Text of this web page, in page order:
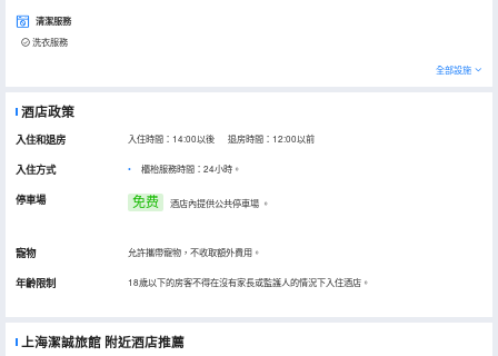
清潔服務
洗衣服務
全部設施
酒店政策
入住和退房 入住時間：14:00以後 退房時間：12:00以前
入住方式 櫃枱服務時間：24小時。
停車場 免费 酒店內提供公共停車場 。
寵物 允許攜帶寵物，不收取額外費用。
年齡限制 18歲以下的房客不得在沒有家長或監護人的情況下入住酒店。
上海潔誠旅館 附近酒店推薦